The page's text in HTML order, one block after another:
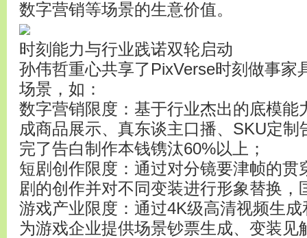
数字营销等场景的生意价值。
时刻能力与行业践诺双轮启动
孙伟哲重心共享了PixVerse时刻做事家
场景，如：
数字营销限度：基于行业杰出的底模能
成商品展示、真东谈主口播、SKU定
完了告白制作本钱镌汰60%以上；
短剧创作限度：通过对分镜要津帧的贯
剧的创作并对不同变装进行形象替换，
游戏产业限度：通过4K级高清视频生
为游戏企业提供场景钞票生成、变装见